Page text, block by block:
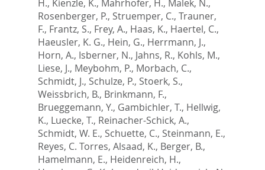
H., Kienzle, K., Mahrhofer, H., Malek, N.,
Rosenberger, P., Struemper, C., Trauner,
F., Frantz, S., Frey, A., Haas, K., Haertel, C.,
Haeusler, K. G., Hein, G., Herrmann, J.,
Horn, A., Isberner, N., Jahns, R., Kohls, M.,
Liese, J., Meybohm, P., Morbach, C.,
Schmidt, J., Schulze, P., Stoerk, S.,
Weissbrich, B., Brinkmann, F.,
Brueggemann, Y., Gambichler, T., Hellwig,
K., Luecke, T., Reinacher-Schick, A.,
Schmidt, W. E., Schuette, C., Steinmann, E.,
Reyes, C. Torres, Alsaad, K., Berger, B.,
Hamelmann, E., Heidenreich, H.,